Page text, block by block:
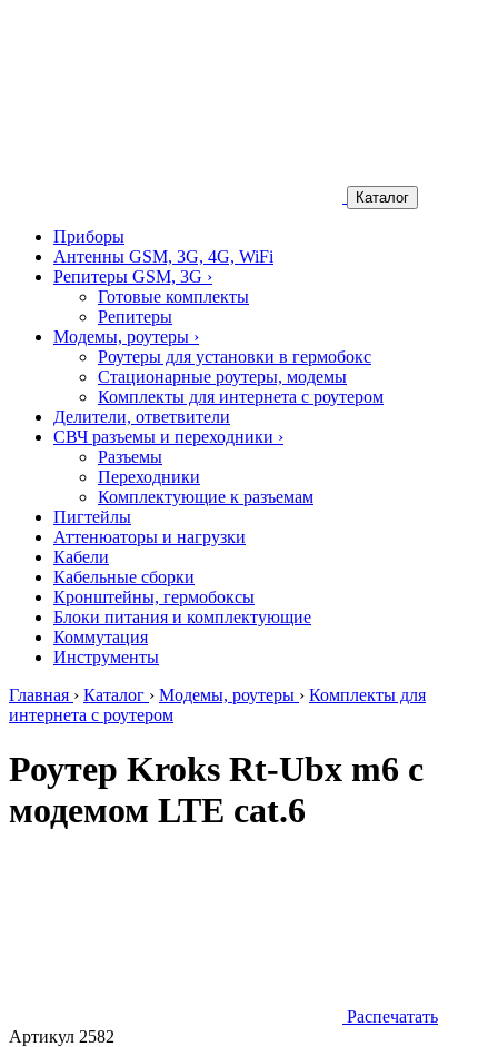
Каталог
Приборы
Антенны GSM, 3G, 4G, WiFi
Репитеры GSM, 3G ›
Готовые комплекты
Репитеры
Модемы, роутеры ›
Роутеры для установки в гермобокс
Стационарные роутеры, модемы
Комплекты для интернета с роутером
Делители, ответвители
СВЧ разъемы и переходники ›
Разъемы
Переходники
Комплектующие к разъемам
Пигтейлы
Аттенюаторы и нагрузки
Кабели
Кабельные сборки
Кронштейны, гермобоксы
Блоки питания и комплектующие
Коммутация
Инструменты
Главная › Каталог › Модемы, роутеры › Комплекты для
интернета с роутером
Роутер Kroks Rt-Ubx m6 с
модемом LTE cat.6
Распечатать
Артикул 2582